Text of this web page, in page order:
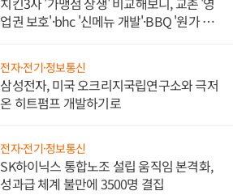
업권 보호'·bhc '신메뉴 개발'·BBQ '원가 부
전자·전기·정보통신
삼성전자, 미국 오크리지국립연구소와 극저
온 히트펌프 개발하기로
전자·전기·정보통신
SK하이닉스 통합노조 설립 움직임 본격화,
성과급 체계 불만에 3500명 결집